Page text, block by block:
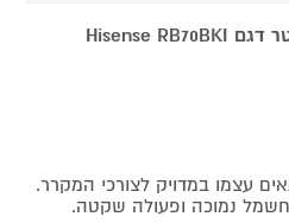
מקרר מקפיא תחתון 623 ליטר דגם Hisense RB70BKI
עצמו במדויק לצורכי המקרר.
חשמל נמוכה ופעולה שקטה.